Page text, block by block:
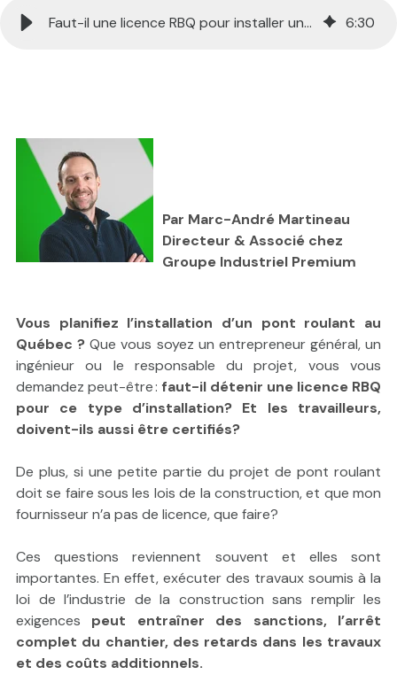
Faut-il une licence RBQ pour installer un pont roulant au Québec? 6:30
Par Marc-André Martineau
Directeur & Associé chez
Groupe Industriel Premium
Vous planifiez l’installation d’un pont roulant au
Québec ? Que vous soyez un entrepreneur général, un
ingénieur ou le responsable du projet, vous vous
demandez peut-être : faut-il détenir une licence RBQ
pour ce type d’installation? Et les travailleurs,
doivent-ils aussi être certifiés?
De plus, si une petite partie du projet de pont roulant
doit se faire sous les lois de la construction, et que mon
fournisseur n’a pas de licence, que faire?
Ces questions reviennent souvent et elles sont
importantes. En effet, exécuter des travaux soumis à la
loi de l’industrie de la construction sans remplir les
exigences peut entraîner des sanctions, l’arrêt
complet du chantier, des retards dans les travaux
et des coûts additionnels.